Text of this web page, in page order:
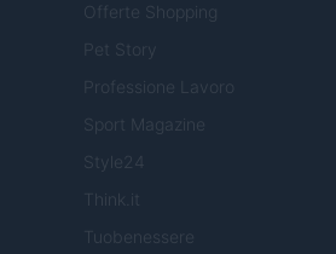
Offerte Shopping
Pet Story
Professione Lavoro
Sport Magazine
Style24
Think.it
Tuobenessere